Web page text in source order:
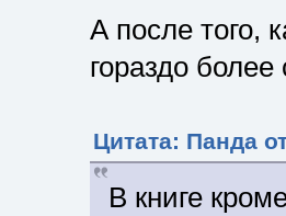
А после того,
гораздо
Цитата: Панда
В книге